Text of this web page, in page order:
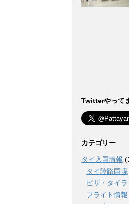
Twitterやって
カテゴリー
タイ入国情報
タイ陸路国境
ビザ・タイ
フライト情報